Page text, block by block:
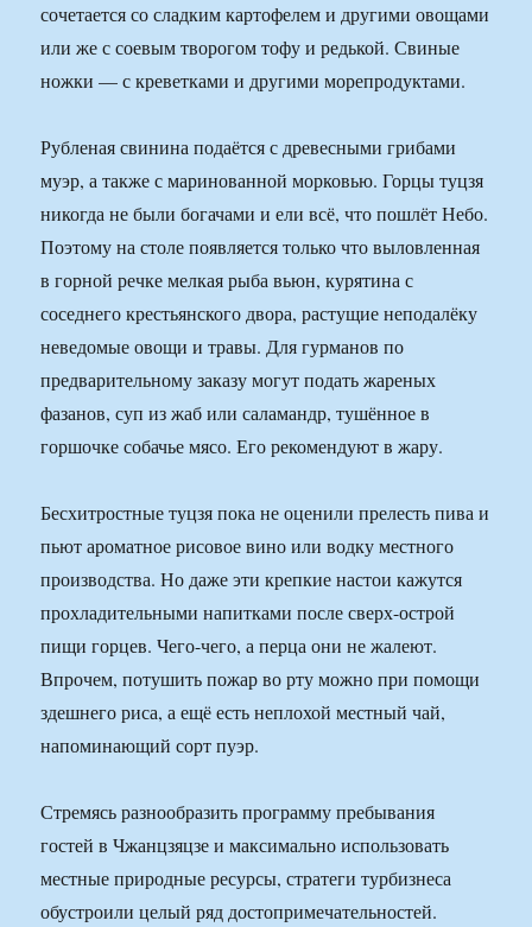
сочетается со сладким картофелем и другими овощами
или же с соевым творогом тофу и редькой. Свиные
ножки — с креветками и другими морепродуктами.
Рубленая свинина подаётся с древесными грибами
муэр, а также с маринованной морковью. Горцы туцзя
никогда не были богачами и ели всё, что пошлёт Небо.
Поэтому на столе появляется только что выловленная
в горной речке мелкая рыба вьюн, курятина с
соседнего крестьянского двора, растущие неподалёку
неведомые овощи и травы. Для гурманов по
предварительному заказу могут подать жареных
фазанов, суп из жаб или саламандр, тушённое в
горшочке собачье мясо. Его рекомендуют в жару.
Бесхитростные туцзя пока не оценили прелесть пива и
пьют ароматное рисовое вино или водку местного
производства. Но даже эти крепкие настои кажутся
прохладительными напитками после сверх-острой
пищи горцев. Чего-чего, а перца они не жалеют.
Впрочем, потушить пожар во рту можно при помощи
здешнего риса, а ещё есть неплохой местный чай,
напоминающий сорт пуэр.
Стремясь разнообразить программу пребывания
гостей в Чжанцзяцзе и максимально использовать
местные природные ресурсы, стратеги турбизнеса
обустроили целый ряд достопримечательностей.